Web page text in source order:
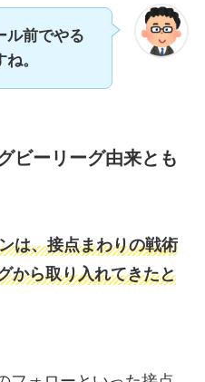
ル前でやる
。
ビーリーグ由来とも
は、接点まわりの戦術
から取り入れてきたと